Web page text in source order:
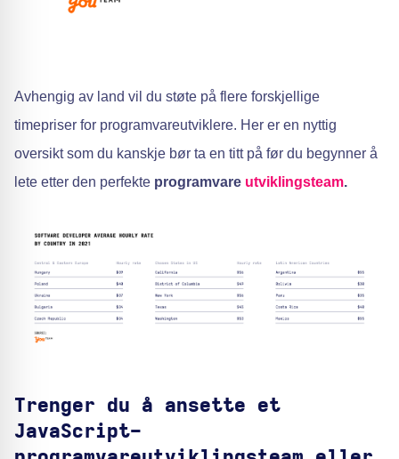
Avhengig av land vil du støte på flere forskjellige
timepriser for programvareutviklere. Her er en nyttig
oversikt som du kanskje bør ta en titt på før du begynner å
lete etter den perfekte programvare utviklingsteam.
Trenger du å ansette et
JavaScript-